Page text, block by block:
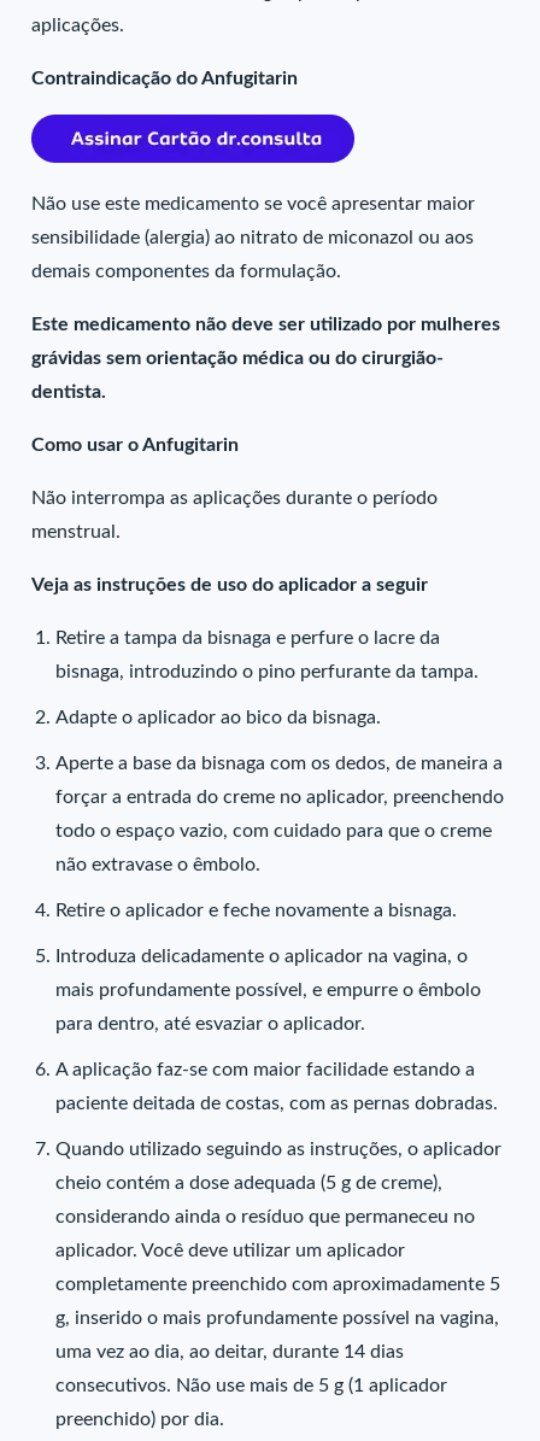
aplicações.
Contraindicação do Anfugitarin
Não use este medicamento se você apresentar maior
sensibilidade (alergia) ao nitrato de miconazol ou aos
demais componentes da formulação.
Este medicamento não deve ser utilizado por mulheres
grávidas sem orientação médica ou do cirurgião-
dentista.
Como usar o Anfugitarin
Não interrompa as aplicações durante o período
menstrual.
Veja as instruções de uso do aplicador a seguir
Retire a tampa da bisnaga e perfure o lacre da
bisnaga, introduzindo o pino perfurante da tampa.
Adapte o aplicador ao bico da bisnaga.
Aperte a base da bisnaga com os dedos, de maneira a
forçar a entrada do creme no aplicador, preenchendo
todo o espaço vazio, com cuidado para que o creme
não extravase o êmbolo.
Retire o aplicador e feche novamente a bisnaga.
Introduza delicadamente o aplicador na vagina, o
mais profundamente possível, e empurre o êmbolo
para dentro, até esvaziar o aplicador.
A aplicação faz-se com maior facilidade estando a
paciente deitada de costas, com as pernas dobradas.
Quando utilizado seguindo as instruções, o aplicador
cheio contém a dose adequada (5 g de creme),
considerando ainda o resíduo que permaneceu no
aplicador. Você deve utilizar um aplicador
completamente preenchido com aproximadamente 5
g, inserido o mais profundamente possível na vagina,
uma vez ao dia, ao deitar, durante 14 dias
consecutivos. Não use mais de 5 g (1 aplicador
preenchido) por dia.